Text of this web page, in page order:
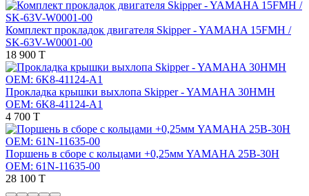
Комплект прокладок двигателя Skipper - YAMAHA 15FMH /
SK-63V-W0001-00
18 900 T
Прокладка крышки выхлопа Skipper - YAMAHA 30HMH
OEM: 6K8-41124-A1
4 700 T
Поршень в сборе с кольцами +0,25мм YAMAHA 25B-30H
OEM: 61N-11635-00
28 100 T